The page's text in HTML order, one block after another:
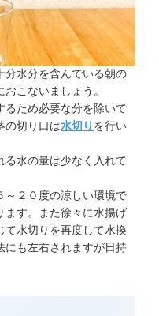
分水分を含んでいる朝の
こないましょう。
るため必要な分を除いて
の切り口は水切り を行い
る水の量は少なく入れて
～２０度の涼しい環境で
ます。また徐々に水揚げ
て水切りを再度して水換
にも左右されますが日持